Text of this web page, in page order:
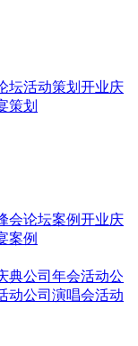
坛活动策划 开业庆
策划
会论坛案例开业庆
案例
典公司 年会活动公
动公司 演唱会活动